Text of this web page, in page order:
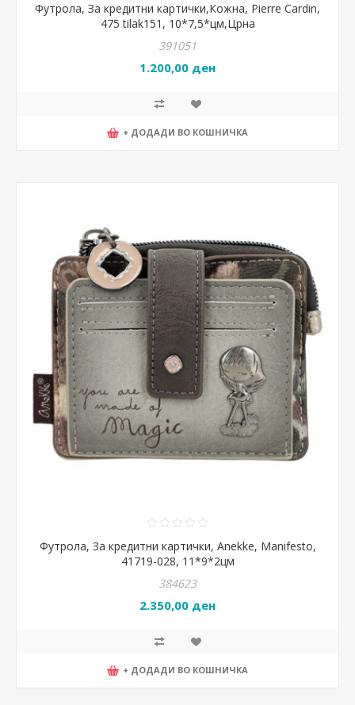
Футрола, За кредитни картички,Кожна, Pierre Cardin,
475 tilak151, 10*7,5*цм,Црна
391051
1.200,00 ден
+ ДОДАДИ ВО КОШНИЧКА
Футрола, За кредитни картички, Anekke, Manifesto,
41719-028, 11*9*2цм
384623
2.350,00 ден
+ ДОДАДИ ВО КОШНИЧКА